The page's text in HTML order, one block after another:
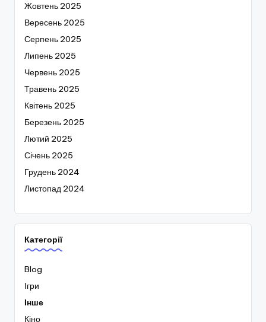
Жовтень 2025
Вересень 2025
Серпень 2025
Липень 2025
Червень 2025
Травень 2025
Квітень 2025
Березень 2025
Лютий 2025
Січень 2025
Грудень 2024
Листопад 2024
Категорії
Blog
Ігри
Інше
Кіно